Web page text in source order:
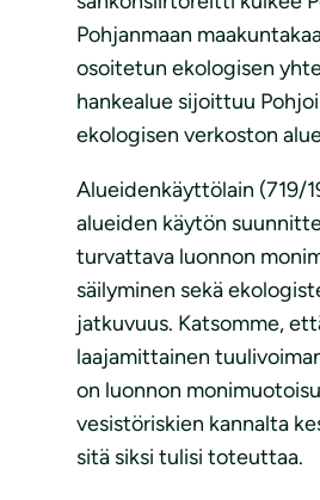
Pohjanmaan
osoitetun ekologisen
hankealue sijoittuu
ekologisen verkoston
Alueidenkäyttölain (719/
alueiden käytön
turvattava luonnon
säilyminen sekä
jatkuvuus. Katsomme,
laajamittainen
on luonnon
vesistöriskien kannalta
sitä siksi tulisi toteuttaa.